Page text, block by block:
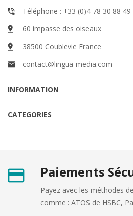
Téléphone : +33 (0)4 78 30 88 49
60 impasse des oiseaux
38500 Coublevie France
contact@lingua-media.com
INFORMATION
CATEGORIES
Paiements
Payez avec les méthodes
comme : ATOS de HSBC,